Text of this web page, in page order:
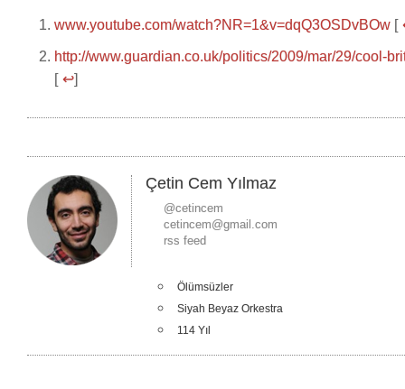
www.youtube.com/watch?NR=1&v=dqQ3OSDvBOw [
http://www.guardian.co.uk/politics/2009/mar/29/cool-
[ ↩]
Çetin Cem Yılmaz
@cetincem
cetincem@gmail.com
rss feed
Ölümsüzler
Siyah Beyaz Orkestra
114 Yıl